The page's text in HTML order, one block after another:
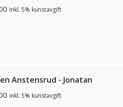
inkl. 5% kunstavgift
Anstensrud - Jonatan
inkl. 5% kunstavgift